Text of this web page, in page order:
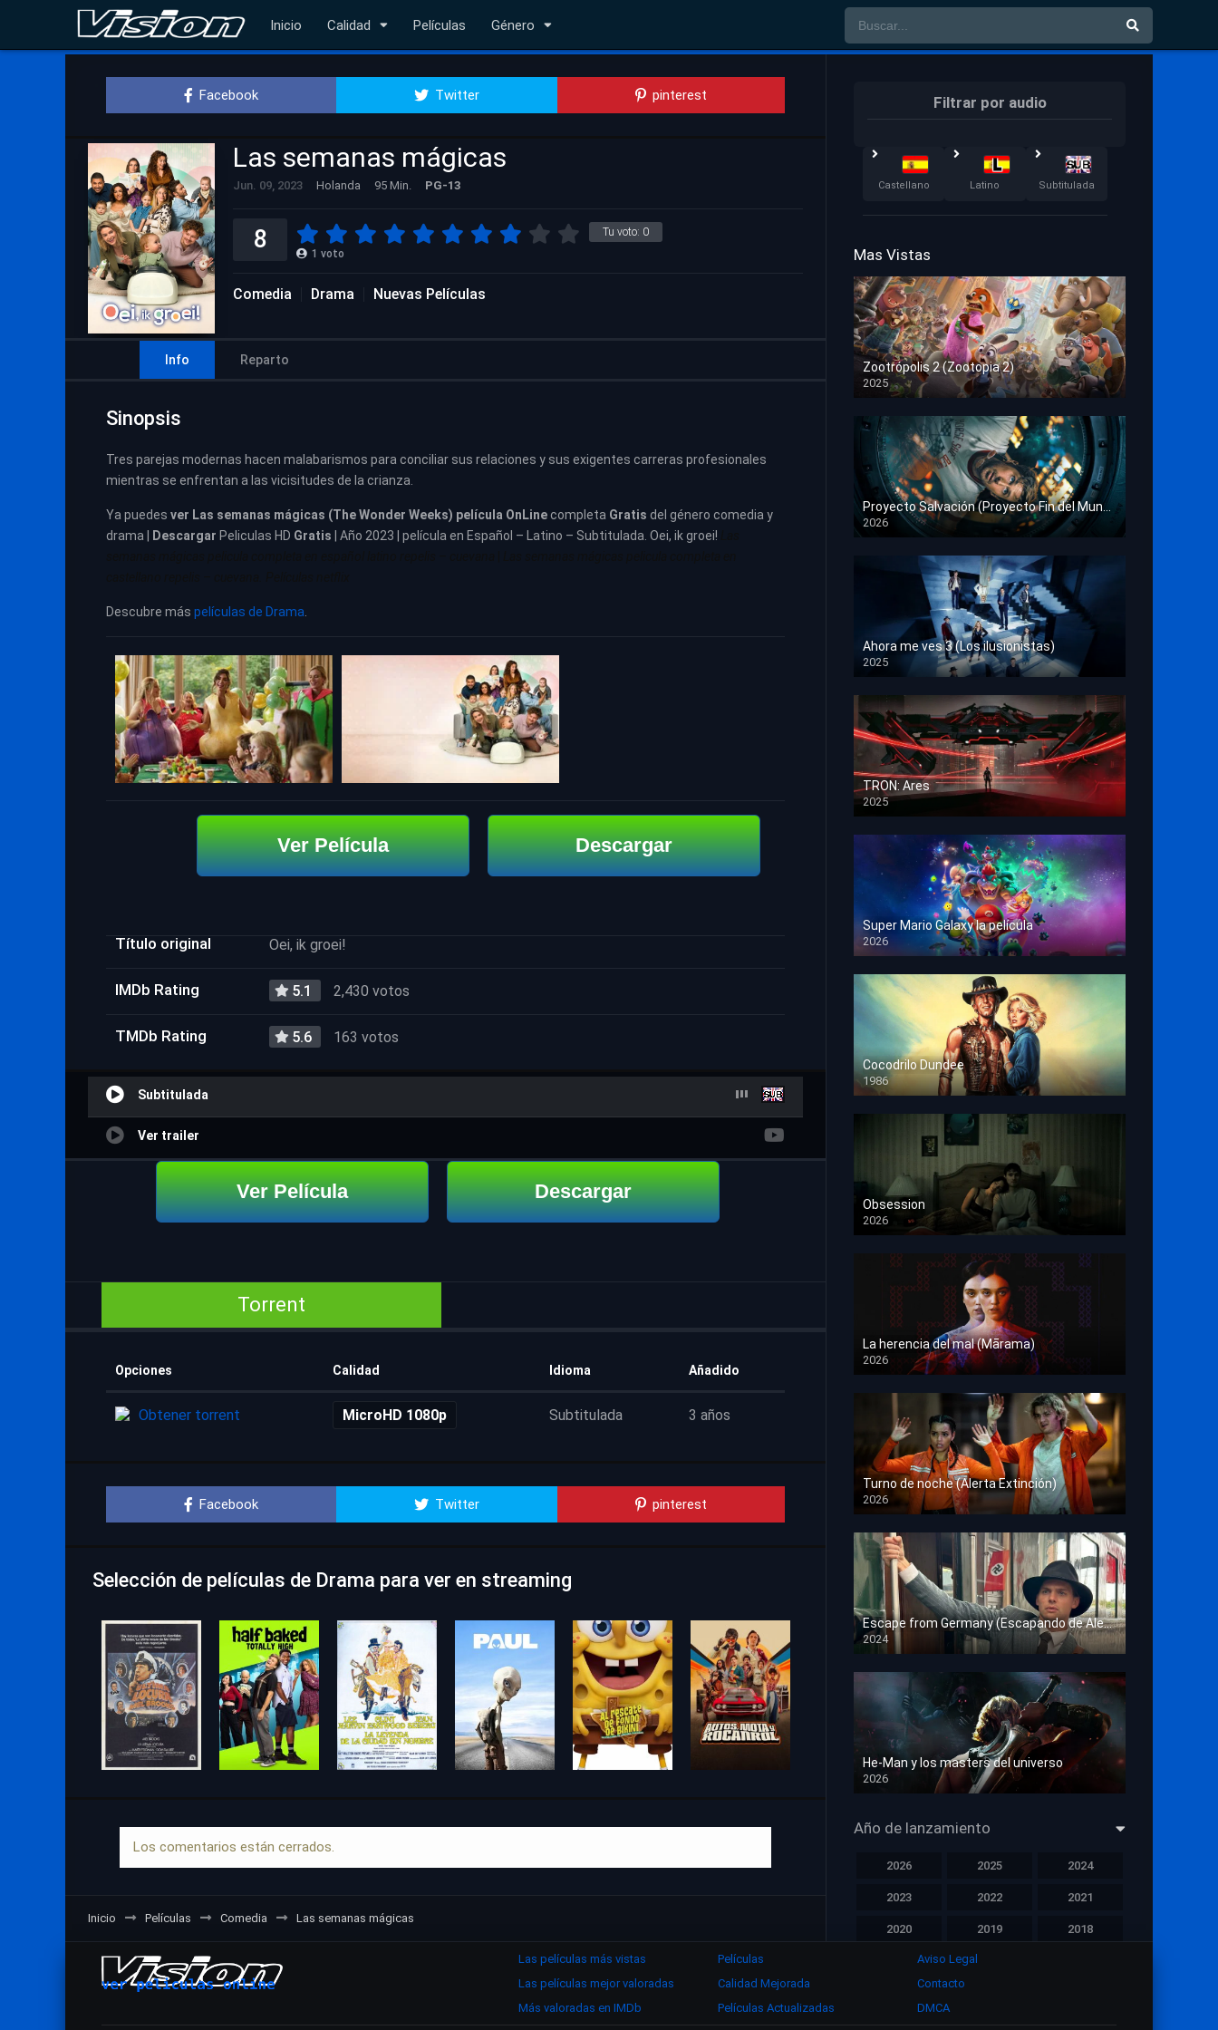
Inicio Calidad Películas Género
Facebook Twitter pinterest
Las semanas mágicas
Jun. 09, 2023 Holanda 95 Min. PG-13
Tu voto: 0
8 1 voto
Comedia Drama Nuevas Películas
Info Reparto
Sinopsis
Tres parejas modernas hacen malabarismos para conciliar sus relaciones y sus exigentes carreras profesionales
mientras se enfrentan a las vicisitudes de la crianza.
Ya puedes ver Las semanas mágicas (The Wonder Weeks) película OnLinecompleta Gratis del género comedia y
drama |
Descargar Peliculas HD Gratis | Año 2023 | película en Español – Latino – Subtitulada. Oei, ik groei!
Descubre más películas de Drama
Ver Película Descargar
Título original Oei, ik groei!
IMDb Rating 5.1 2,430 votos
TMDb Rating 5.6 163 votos
Subtitulada
Ver trailer
Ver Película Descargar
Torrent
Opciones Calidad Idioma Añadido
Obtener torrent MicroHD 1080p Subtitulada 3 años
Facebook Twitter pinterest
Selección de películas de Drama para ver en streaming
Los comentarios están cerrados.
Inicio Películas Comedia Las semanas mágicas
Filtrar por audio
Castellano Latino Subtitulada
Mas Vistas
Zootrópolis 2 (Zootopia 2)
2025
HD 1080p
Proyecto Salvación (Proyecto Fin del Mundo)
2026
HD 1080p
Ahora me ves 3 (Los ilusionistas)
2025
HD 1080p
TRON: Ares
2025
HD 1080p
Super Mario Galaxy la película
2026
HD 1080p
Cocodrilo Dundee
1986
HD 1080p
Obsession
2026
HD 1080p
La herencia del mal (Mārama)
2026
HD 1080p
Turno de noche (Alerta Extinción)
2026
HD 1080p
Escape from Germany (Escapando de Alemania)
2024
HD 1080p
He-Man y los masters del universo
2026
HD 1080p
Año de lanzamiento
2026 2025 2024
2023 2022 2021
2020 2019 2018
2011 2010 2009
Las películas más vistas
Las películas mejor valoradas
Más valoradas en IMDb
Películas
Calidad Mejorada
Películas Actualizadas
Aviso Legal
Contacto
DMCA